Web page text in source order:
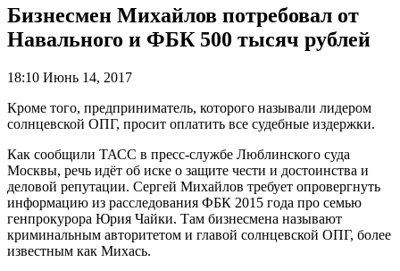
Бизнесмен Михайлов потребовал от
Навального и ФБК 500 тысяч рублей
18:10 Июнь 14, 2017
Кроме того, предприниматель, которого называли лидером
солнцевской ОПГ, просит оплатить все судебные издержки.
Как сообщили ТАСС в пресс-службе Люблинского суда
Москвы, речь идёт об иске о защите чести и достоинства и
деловой репутации. Сергей Михайлов требует опровергнуть
информацию из расследования ФБК 2015 года про семью
генпрокурора Юрия Чайки. Там бизнесмена называют
криминальным авторитетом и главой солнцевской ОПГ, более
известным как Михась.